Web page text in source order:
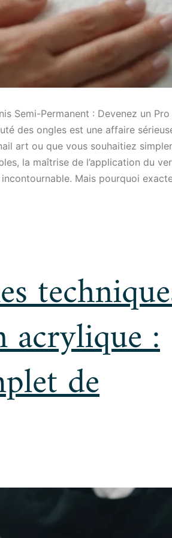
Semi-Permanent : Devenez un Pro
des ongles est une affaire
art ou que vous souhaitiez
la maîtrise de l’application du
Mais pourquoi
acrylique :
de